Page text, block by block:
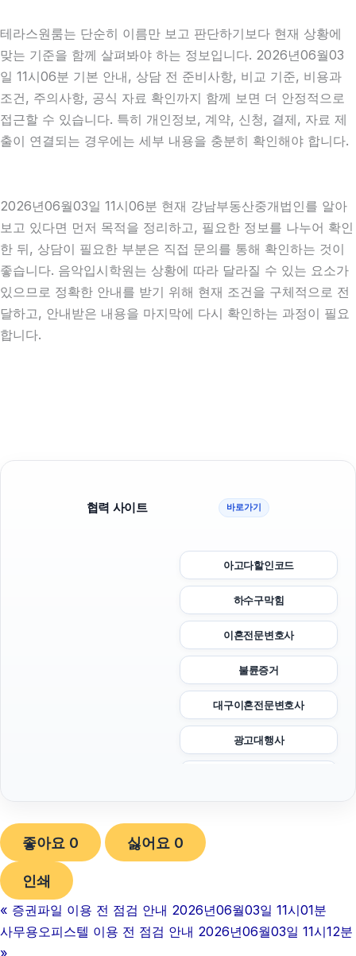
테라스원룸는 단순히 이름만 보고 판단하기보다 현재 상황에
맞는 기준을 함께 살펴봐야 하는 정보입니다. 2026년06월03
일 11시06분 기본 안내, 상담 전 준비사항, 비교 기준, 비용과
조건, 주의사항, 공식 자료 확인까지 함께 보면 더 안정적으로
접근할 수 있습니다. 특히 개인정보, 계약, 신청, 결제, 자료 제
출이 연결되는 경우에는 세부 내용을 충분히 확인해야 합니다.
2026년06월03일 11시06분 현재 강남부동산중개법인를 알아
보고 있다면 먼저 목적을 정리하고, 필요한 정보를 나누어 확인
한 뒤, 상담이 필요한 부분은 직접 문의를 통해 확인하는 것이
좋습니다. 음악입시학원는 상황에 따라 달라질 수 있는 요소가
있으므로 정확한 안내를 받기 위해 현재 조건을 구체적으로 전
달하고, 안내받은 내용을 마지막에 다시 확인하는 과정이 필요
합니다.
협력 사이트 바로가기
아고다할인코드
하수구막힘
이혼전문변호사
불륜증거
대구이혼전문변호사
광고대행사
강남하수구막힘
좋아요 0 싫어요 0
인쇄
« 증권파일 이용 전 점검 안내 2026년06월03일 11시01분
사무용오피스텔 이용 전 점검 안내 2026년06월03일 11시12분